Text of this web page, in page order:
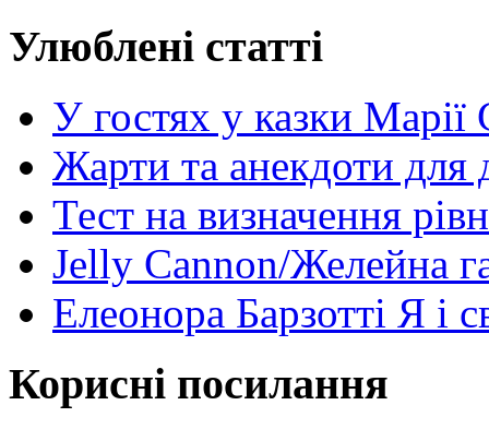
Улюблені статті
У гостях у казки
Жарти та анекдоти для
Тест на визначення
Jelly Cannon/Желейна
Елеонора Барзотті Я і
Корисні посилання